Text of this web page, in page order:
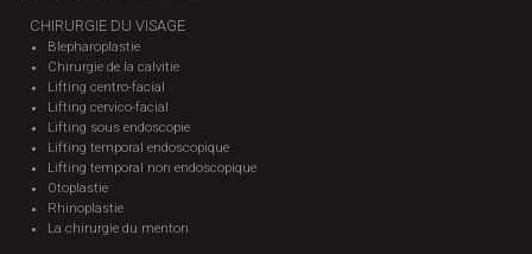
CHIRURGIE DU VISAGE
Blepharoplastie
Chirurgie de la calvitie
Lifting centro-facial
Lifting cervico-facial
Lifting sous endoscopie
Lifting temporal endoscopique
Lifting temporal non endoscopique
Otoplastie
Rhinoplastie
La chirurgie du menton